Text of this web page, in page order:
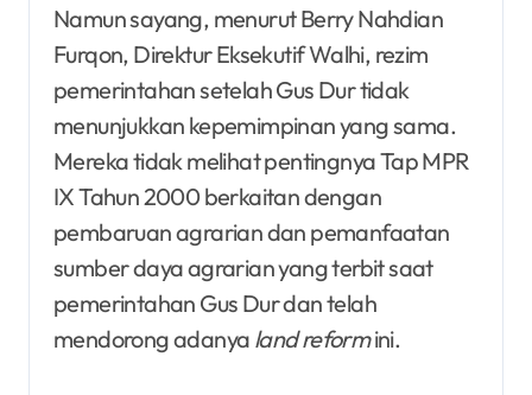
Namun sayang, menurut Berry Nahdian
Furqon, Direktur Eksekutif Walhi, rezim
pemerintahan setelah Gus Dur tidak
menunjukkan kepemimpinan yang sama.
Mereka tidak melihat pentingnya Tap MPR
IX Tahun 2000 berkaitan dengan
pembaruan agrarian dan pemanfaatan
sumber daya agrarian yang terbit saat
pemerintahan Gus Dur dan telah
mendorong adanya land reformini.